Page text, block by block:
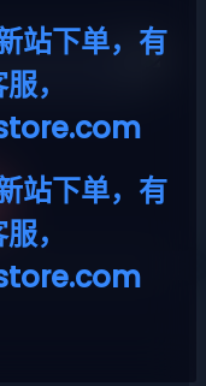
站下单，有
，
站下单，有
，